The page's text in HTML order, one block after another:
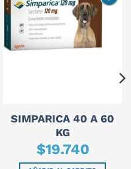
SIMPARICA 40 A 60
KG
$19.740